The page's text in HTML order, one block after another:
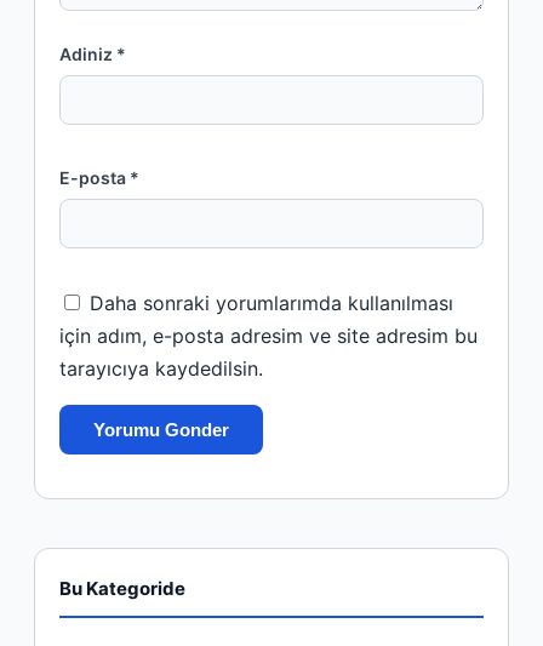
Adiniz *
E-posta *
Daha sonraki yorumlarımda kullanılması
için adım, e-posta adresim ve site adresim bu
tarayıcıya kaydedilsin.
Bu Kategoride